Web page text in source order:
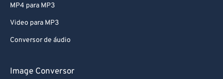
MP4 para MP3
Video para MP3
Conversor de áudio
Image Conversor